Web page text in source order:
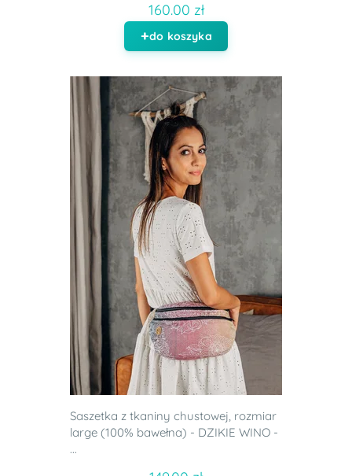
160.00 zł
do koszyka
Saszetka z tkaniny chustowej, rozmiar
large (100% bawełna) - DZIKIE WINO -
...